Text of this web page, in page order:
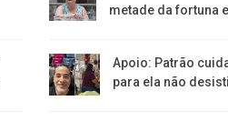
metade da fortuna
Apoio: Patrão
para ela não